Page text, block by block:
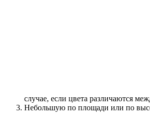
случае, если цвета различаются
Небольшую по площади или по